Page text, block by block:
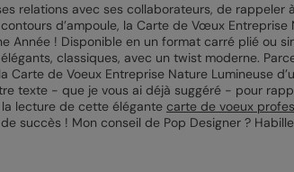
relations avec ses collaborateurs, de
d’ampoule, la Carte de Vœux
Année ! Disponible en un format carré plié ou
classiques, avec un twist moderne.
de Voeux Entreprise Nature Lumineuse
texte - que je vous ai déjà suggéré - pour
lecture de cette élégante carte de voeux
succès ! Mon conseil de Pop Designer ?